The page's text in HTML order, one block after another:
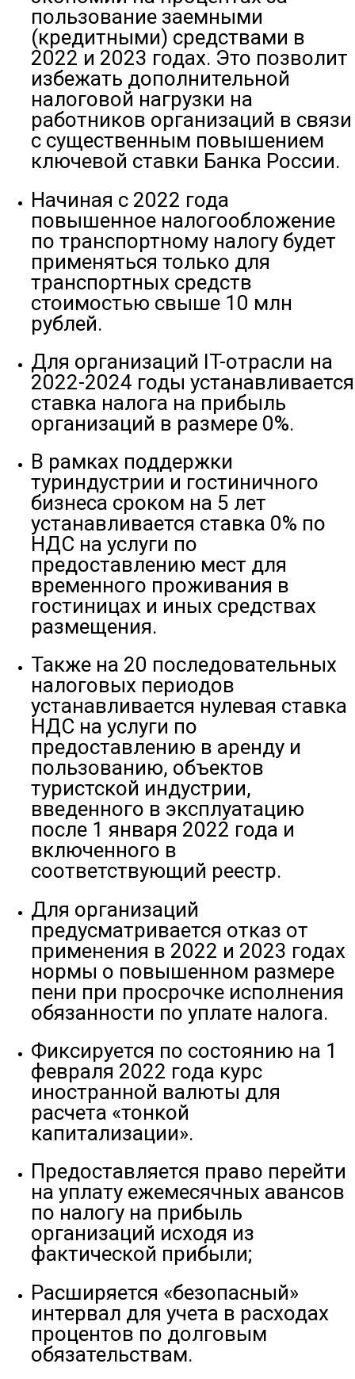
пользование заемными
(кредитными) средствами в
2022 и 2023 годах. Это позволит
избежать дополнительной
налоговой нагрузки на
работников организаций в связи
с существенным повышением
ключевой ставки Банка России.
Начиная с 2022 года
повышенное налогообложение
по транспортному налогу будет
применяться только для
транспортных средств
стоимостью свыше 10 млн
рублей.
Для организаций IT-отрасли на
2022-2024 годы устанавливается
ставка налога на прибыль
организаций в размере 0%.
В рамках поддержки
туриндустрии и гостиничного
бизнеса сроком на 5 лет
устанавливается ставка 0% по
НДС на услуги по
предоставлению мест для
временного проживания в
гостиницах и иных средствах
размещения.
Также на 20 последовательных
налоговых периодов
устанавливается нулевая ставка
НДС на услуги по
предоставлению в аренду и
пользованию, объектов
туристской индустрии,
введенного в эксплуатацию
после 1 января 2022 года и
включенного в
соответствующий реестр.
Для организаций
предусматривается отказ от
применения в 2022 и 2023 годах
нормы о повышенном размере
пени при просрочке исполнения
обязанности по уплате налога.
Фиксируется по состоянию на 1
февраля 2022 года курс
иностранной валюты для
расчета «тонкой
капитализации».
Предоставляется право перейти
на уплату ежемесячных авансов
по налогу на прибыль
организаций исходя из
фактической прибыли;
Расширяется «безопасный»
интервал для учета в расходах
процентов по долговым
обязательствам.